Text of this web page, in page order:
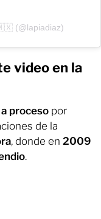
(@lapiadiaz)
video en la
proceso por
de la
, donde en 2009
.